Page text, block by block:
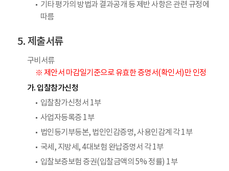
기타 평가의 방법과 결과공개 등 제반 사항은 관련 규정에
따름
제출서류
구비서류
※ 제안서 마감일기준으로 유효한 증명서(확인서)만 인정
가. 입찰참가신청
입찰참가신청서 1부
사업자등록증 1부
법인등기부등본, 법인인감증명, 사용인감계 각 1부
국세, 지방세, 4대보험 완납증명서 각 1부
입찰보증보험 증권(입찰금액의 5% 정률) 1부